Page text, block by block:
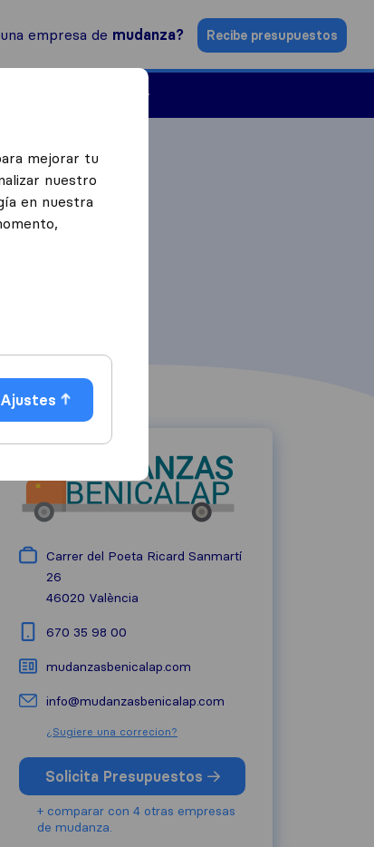
empresa de mudanza? Recibe presupuestos
Carrer del Poeta Ricard Sanmartí
26
46020 València
670 35 98 00
mudanzasbenicalap.com
info@mudanzasbenicalap.com
¿Sugiere una correcion?
Solicita Presupuestos
+ comparar con 4 otras empresas
de mudanza.
mejorar tu
nuestro
en nuestra
Ajustes